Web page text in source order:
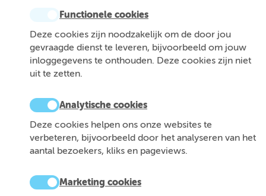
Functionele cookies
Deze cookies zijn noodzakelijk om de door jou
gevraagde dienst te leveren, bijvoorbeeld om jouw
inloggegevens te onthouden. Deze cookies zijn niet
uit te zetten.
Analytische cookies
Deze cookies helpen ons onze websites te
verbeteren, bijvoorbeeld door het analyseren van het
aantal bezoekers, kliks en pageviews.
Marketing cookies